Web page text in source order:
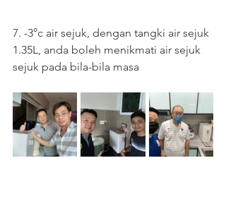
7. -3°c air sejuk, dengan tangki air sejuk
1.35L, anda boleh menikmati air sejuk
sejuk pada bila-bila masa